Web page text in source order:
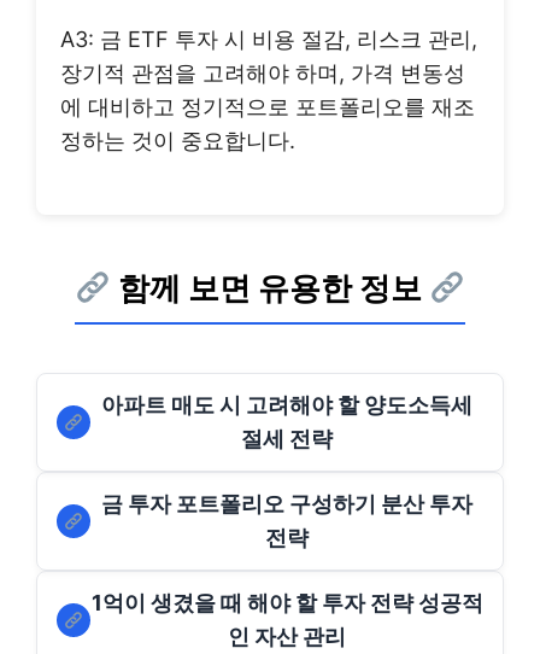
A3: 금 ETF 투자 시 비용 절감, 리스크 관리,
장기적 관점을 고려해야 하며, 가격 변동성
에 대비하고 정기적으로 포트폴리오를 재조
정하는 것이 중요합니다.
함께 보면 유용한 정보
아파트 매도 시 고려해야 할 양도소득세
절세 전략
금 투자 포트폴리오 구성하기 분산 투자
전략
1억이 생겼을 때 해야 할 투자 전략 성공적
인 자산 관리